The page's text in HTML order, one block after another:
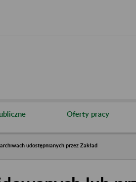
Oferty pracy
udostępnianych przez Zakład